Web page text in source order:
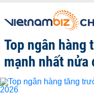
Top ngân hàng
mạnh nhất nửa